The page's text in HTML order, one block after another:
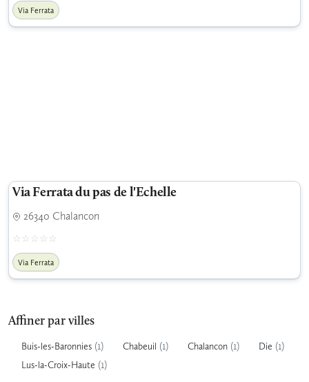
Affiner par villes
Buis-les-Baronnies (1) Chabeuil (1) Chalancon (1) Die (1)
Lus-la-Croix-Haute (1)
Via Ferrata
Via Ferrata du pas de l'Echelle
26340 Chalancon
Via Ferrata